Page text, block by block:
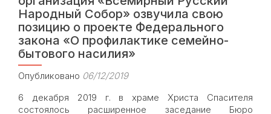
Народный Собор» озвучила свою
позицию о проекте Федерального
закона «О профилактике семейно-
бытового насилия»
Опубликовано 06/12/2019
6 декабря 2019 г. в храме Христа Спасителя
состоялось расширенное заседание Бюро